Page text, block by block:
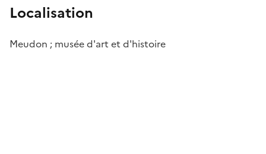
Localisation
Meudon ; musée d'art et d'histoire